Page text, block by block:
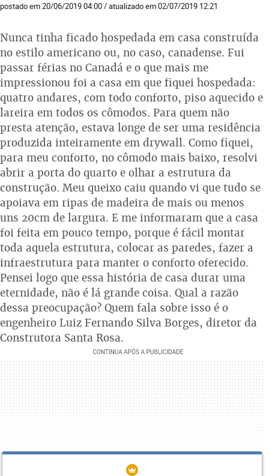
postado em 20/06/2019 04:00 / atualizado em 02/07/2019 12:21
Nunca tinha ficado hospedada em casa construída
no estilo americano ou, no caso, canadense. Fui
passar férias no Canadá e o que mais me
impressionou foi a casa em que fiquei hospedada:
quatro andares, com todo conforto, piso aquecido e
lareira em todos os cômodos. Para quem não
presta atenção, estava longe de ser uma residência
produzida inteiramente em drywall. Como fiquei,
para meu conforto, no cômodo mais baixo, resolvi
abrir a porta do quarto e olhar a estrutura da
construção. Meu queixo caiu quando vi que tudo se
apoiava em ripas de madeira de mais ou menos
uns 20cm de largura. E me informaram que a casa
foi feita em pouco tempo, porque é fácil montar
toda aquela estrutura, colocar as paredes, fazer a
infraestrutura para manter o conforto oferecido.
Pensei logo que essa história de casa durar uma
eternidade, não é lá grande coisa. Qual a razão
dessa preocupação? Quem fala sobre isso é o
engenheiro Luiz Fernando Silva Borges, diretor da
Construtora Santa Rosa.